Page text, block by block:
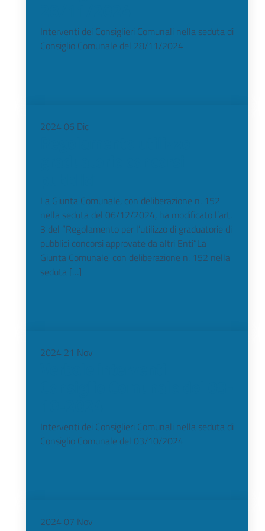
Interventi dei Consiglieri Comunali nella seduta di
Consiglio Comunale del 28/11/2024
2024 06 Dic
La Giunta Comunale, con deliberazione n. 152
nella seduta del 06/12/2024, ha modificato l’art.
3 del “Regolamento per l’utilizzo di graduatorie di
pubblici concorsi approvate da altri Enti”La
Giunta Comunale, con deliberazione n. 152 nella
seduta […]
2024 21 Nov
Interventi dei Consiglieri Comunali nella seduta di
Consiglio Comunale del 03/10/2024
2024 07 Nov